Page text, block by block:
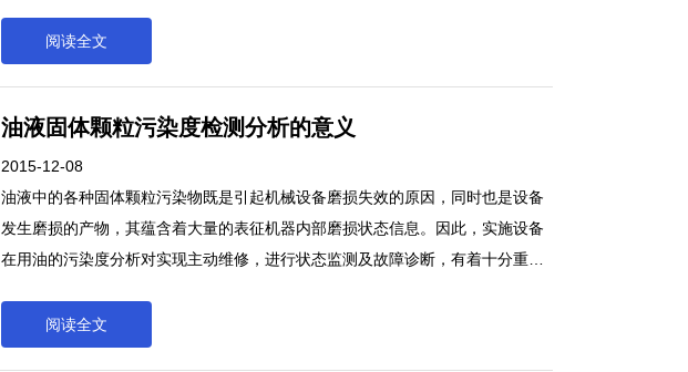
益，研究润滑油在线检测技术具有重大意义
阅读全文
油液固体颗粒污染度检测分析的意义
2015-12-08
油液中的各种固体颗粒污染物既是引起机械设备磨损失效的原因，同时也是设备
发生磨损的产物，其蕴含着大量的表征机器内部磨损状态信息。因此，实施设备
在用油的污染度分析对实现主动维修，进行状态监测及故障诊断，有着十分重要
也是设备发生磨损的产物，其蕴含着大量的表征机器内部磨损状态信息。因此，
实施设备在用油的污染度分析对实现主动维修，进行状态监测及故障诊断，有着
阅读全文